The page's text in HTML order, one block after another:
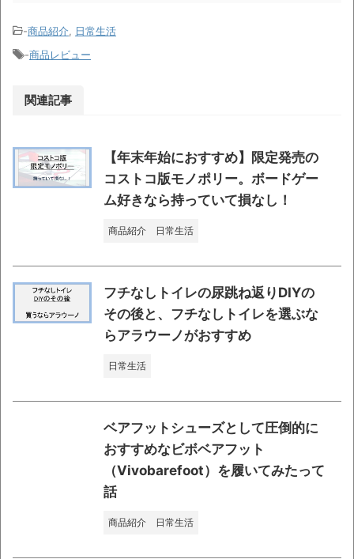
-商品紹介
日常生活
-商品レビュー
関連記事
【年末年始におすすめ】限定発売の
コストコ版モノポリー。ボードゲー
ム好きなら持っていて損なし！
商品紹介 日常生活
フチなしトイレの尿跳ね返りDIYの
その後と、フチなしトイレを選ぶな
らアラウーノがおすすめ
日常生活
ベアフットシューズとして圧倒的に
おすすめなビボベアフット
（Vivobarefoot）を履いてみたって
話
商品紹介 日常生活